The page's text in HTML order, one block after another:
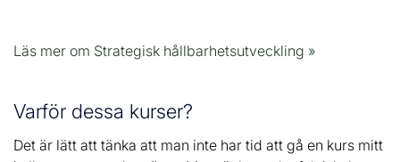
Läs mer om Strategisk hållbarhetsutveckling »
Varför dessa kurser?
Det är lätt att tänka att man inte har tid att gå en kurs mitt